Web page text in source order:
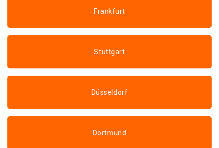
Frankfurt
Stuttgart
Düsseldorf
Dortmund